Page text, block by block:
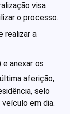
visa
o processo.
realizar a
e anexar os
aferição,
selo
em dia.